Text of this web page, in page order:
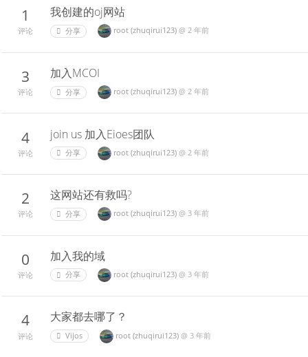
1
评论
我创建的oj网站
分享 root (zhuqirui123) @ 2 年前
3
评论
加入MCOI
分享 root (zhuqirui123) @ 2 年前
4
评论
join us 加入Eioes团队
分享 root (zhuqirui123) @ 2 年前
2
评论
这网站还有救吗?
分享 root (zhuqirui123) @ 3 年前
0
评论
加入我的域
分享 root (zhuqirui123) @ 3 年前
4
评论
大家都去哪了？
Vijos root (zhuqirui123) @ 3 年前